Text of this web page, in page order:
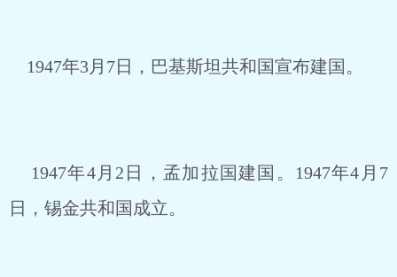
1947年3月7日，巴基斯坦共和国宣布建国。
1947年4月2日，孟加拉国建国。1947年4月7
日，锡金共和国成立。